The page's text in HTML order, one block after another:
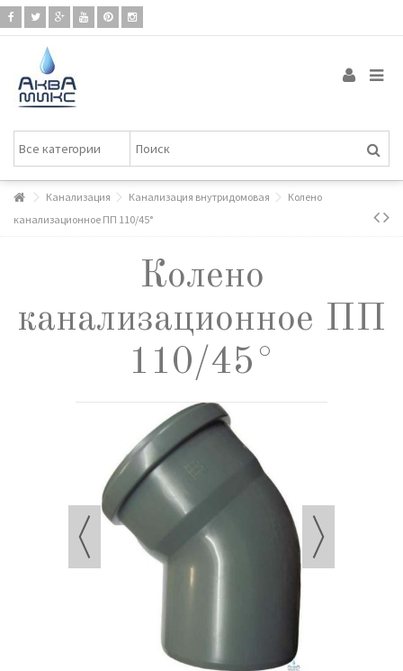
Канализация Канализация внутридомовая
Колено
канализационное ПП 110/45°
Колено
канализационное ПП
110/45°